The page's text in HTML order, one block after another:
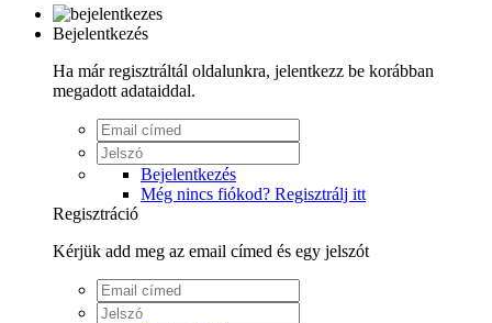
Bejelentkezés
Ha már regisztráltál oldalunkra, jelentkezz be korábban
megadott adataiddal.
Bejelentkezés
Még nincs fiókod? Regisztrálj itt
Regisztráció
Kérjük add meg az email címed és egy jelszót